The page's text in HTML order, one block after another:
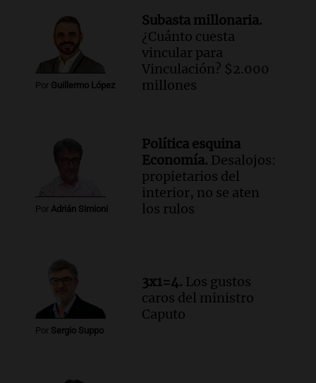
Audio.
Preparativos finales para la gran
exposición en la sociedad rural de
Bulaya este sábado
Panorama Federal
Episodios
Panorama Federal
Episodios
Río Gallegos reporta frío extremo
y llega avión para escuelas de la décima
brigada aérea
Por Guillermo López
Subasta millonaria.
¿Cuánto cuesta
vincular para
Vinculación? $2.000
millones
Por Adrián Simioni
Política esquina
Economía. Desalojos:
propietarios del
interior, no se aten
los rulos
Por Sergio Suppo
3x1=4. Los gustos
caros del ministro
Caputo